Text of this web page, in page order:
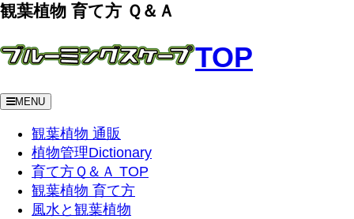
観葉植物 育て方 Ｑ＆Ａ
TOP
MENU
観葉植物 通販
植物管理Dictionary
育て方Ｑ＆Ａ TOP
観葉植物 育て方
風水と観葉植物